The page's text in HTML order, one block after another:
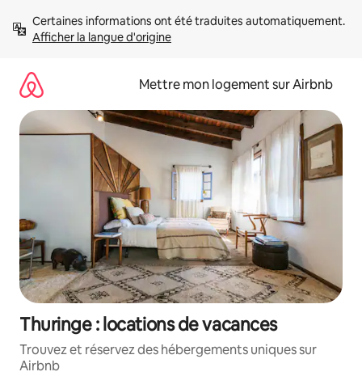
directement
Afficher la langue d'origine
Mettre mon logement sur Airbnb
Thuringe : locations de vacances
Trouvez et réservez des hébergements uniques sur
Airbnb